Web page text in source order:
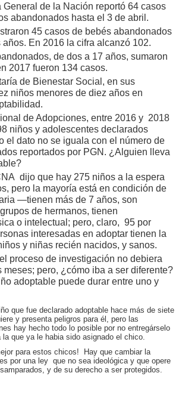
General de la Nación reportó 64 casos
abandonados hasta el 3 de abril.
45 casos de bebés abandonados
años. En 2016 la cifra alcanzó 102.
de dos a 17 años, sumaron
2017 fueron 134 casos.
de Bienestar Social, en sus
niños menores de diez años en
de Adopciones, entre 2016 y 2018
niños y adolescentes declarados
el dato no se iguala con el número de
reportados por PGN. ¿Alguien lleva
dijo que hay 275 niños a la espera
pero la mayoría está en condición de
—tienen más de 7 años, son
de hermanos, tienen
o intelectual; pero, claro, 95 por
interesadas en adoptar tienen la
y niñas recién nacidos, y sanos.
proceso de investigación no debiera
meses; pero, ¿cómo iba a ser diferente?
adoptable puede durar entre uno y
que fue declarado adoptable hace más de siete
y presenta peligros para él, pero las
hay hecho todo lo posible por no entregárselo
que ya le habia sido asignado el chico.
para estos chicos! Hay que cambiar la
por una ley que no sea ideológica y que opere
y de su derecho a ser protegidos.